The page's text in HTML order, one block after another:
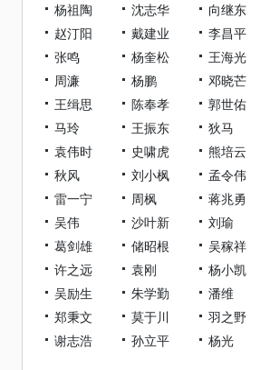
杨祖陶
沈志华
向继东
赵汀阳
戴建业
李昌平
张鸣
杨奎松
王海光
周濂
杨鹏
邓晓芒
王缉思
陈奉孝
郭世佑
马玲
王振东
狄马
袁伟时
史啸虎
熊培云
秋风
刘小枫
孟令伟
雷一宁
周枫
蒋兆勇
吴伟
沙叶新
刘瑜
葛剑雄
储昭根
吴稼祥
许之远
袁刚
杨小凯
吴励生
朱学勤
潘维
郑秉文
莫于川
羽之野
谢志浩
孙立平 杨光